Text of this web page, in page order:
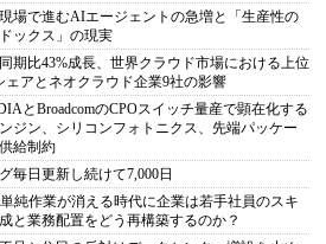
場で進むAIエージェントの急増と「生産性の
ックス」の現実
期比43%成長、世界クラウド市場における上位
ェアとネオクラウド企業9社の影響
とBroadcomのCPOスイッチ量産で顕在化する
ジン、シリコンフォトニクス、先端パッケー
給制約
毎日更新し続けて7,000日
純作業が消える時代に企業は若手社員のスキ
と業務配置をどう再構築するのか？